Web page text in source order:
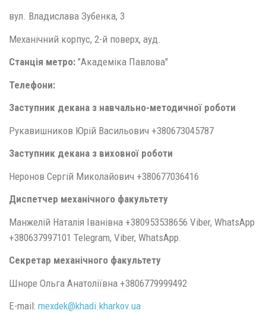
вул. Владислава Зубенка, 3
Механічний корпус, 2-й поверх, ауд.
Станція метро: "Академіка Павлова"
Телефони:
Заступник декана з навчально-методичної роботи
Рукавишников Юрій Васильович +380673045787
Заступник декана з виховної роботи
Неронов Сергій Миколайович +380677036416
Диспетчер механічного факультету
Манжелій Наталія Іванівна +380953538656 Viber, WhatsApp
+380637997101 Telegram, Viber, WhatsApp.
Секретар механічного факультету
Шноре Ольга Анатоліївна +3806779999492
E-mail: mexdek@khadi.kharkov.ua